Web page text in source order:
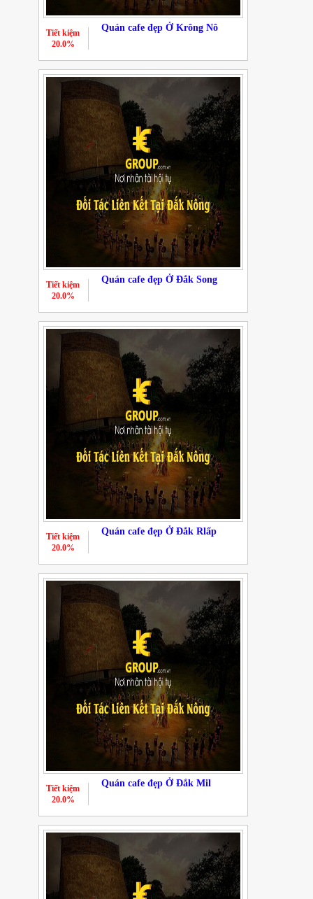
Quán cafe đẹp Ở Krông Nô
Tiết kiệm
20.0%
Quán cafe đẹp Ở Đắk Song
Tiết kiệm
20.0%
Quán cafe đẹp Ở Đắk Rlấp
Tiết kiệm
20.0%
Quán cafe đẹp Ở Đắk Mil
Tiết kiệm
20.0%